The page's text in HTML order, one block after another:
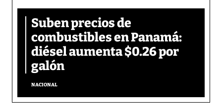
Suben precios de
combustibles en Panamá:
diésel aumenta $0.26 por
galón
NACIONAL